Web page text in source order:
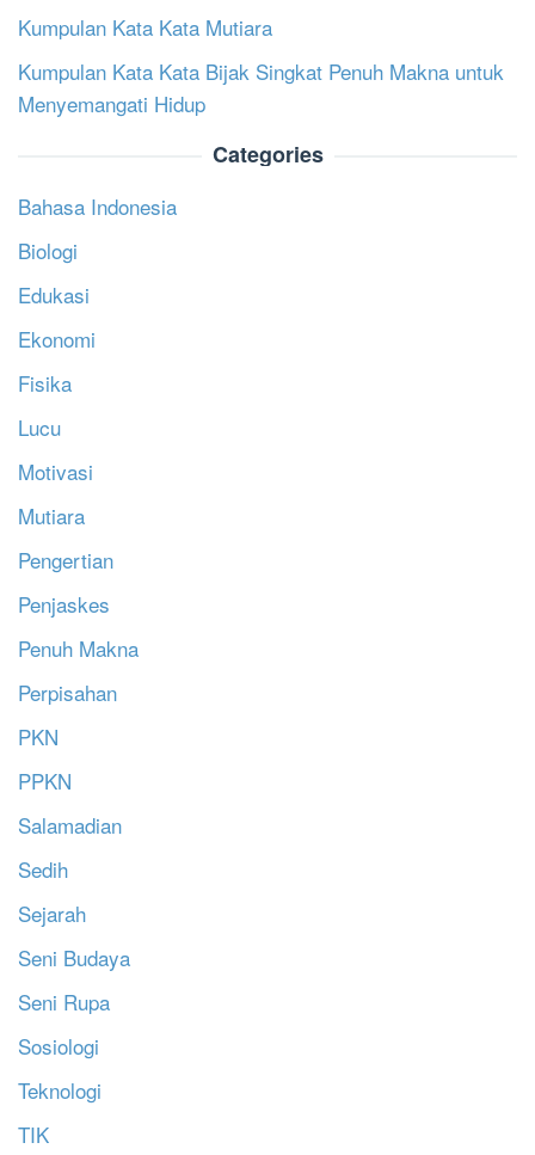
Kumpulan Kata Kata Mutiara
Kumpulan Kata Kata Bijak Singkat Penuh Makna untuk
Menyemangati Hidup
Categories
Bahasa Indonesia
Biologi
Edukasi
Ekonomi
Fisika
Lucu
Motivasi
Mutiara
Pengertian
Penjaskes
Penuh Makna
Perpisahan
PKN
PPKN
Salamadian
Sedih
Sejarah
Seni Budaya
Seni Rupa
Sosiologi
Teknologi
TIK